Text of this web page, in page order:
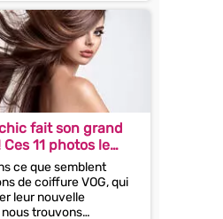
fait son grand
11 photos le
ce que semblent
de coiffure VOG, qui
leur nouvelle
trouvons